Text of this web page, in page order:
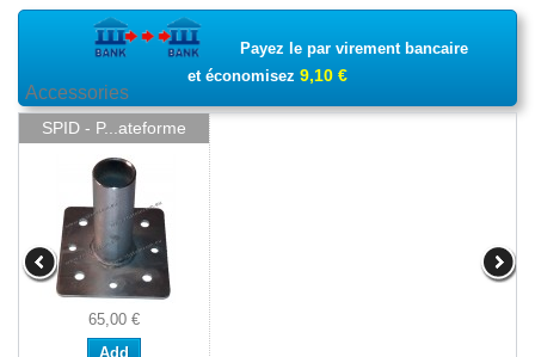
Payez le par virement bancaire
et économisez 9,10 €
Accessories
SPID - P...ateforme
65,00 €
Add